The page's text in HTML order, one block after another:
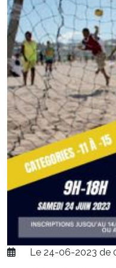
Le 24-06-2023 de